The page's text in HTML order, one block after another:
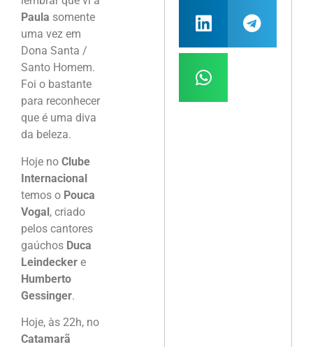
Paula somente
uma vez em
Dona Santa /
Santo Homem.
Foi o bastante
para reconhecer
que é uma diva
da beleza.
Hoje no Clube
Internacional
temos o Pouca
Vogal, criado
pelos cantores
gaúchos Duca
Leindecker e
Humberto
Gessinger.
Hoje, às 22h, no
Catamarã